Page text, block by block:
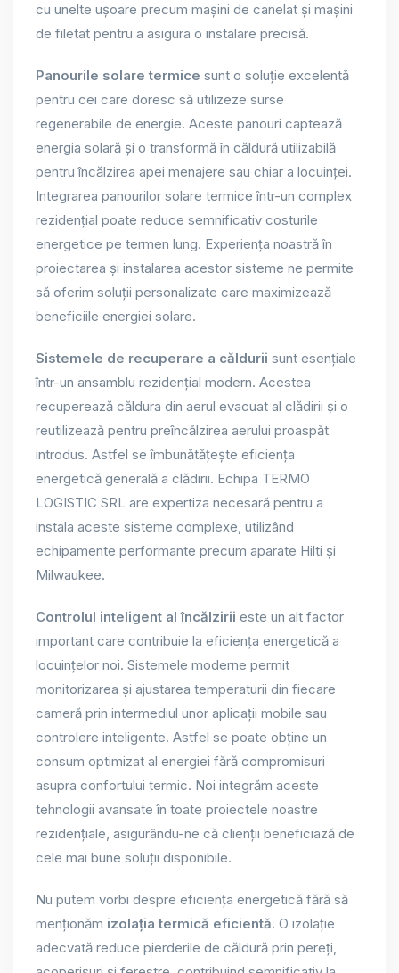
cu unelte ușoare precum mașini de canelat și mașini
de filetat pentru a asigura o instalare precisă.
Panourile solare termice sunt o soluție excelentă
pentru cei care doresc să utilizeze surse
regenerabile de energie. Aceste panouri captează
energia solară și o transformă în căldură utilizabilă
pentru încălzirea apei menajere sau chiar a locuinței.
Integrarea panourilor solare termice într-un complex
rezidențial poate reduce semnificativ costurile
energetice pe termen lung. Experiența noastră în
proiectarea și instalarea acestor sisteme ne permite
să oferim soluții personalizate care maximizează
beneficiile energiei solare.
Sistemele de recuperare a căldurii sunt esențiale
într-un ansamblu rezidențial modern. Acestea
recuperează căldura din aerul evacuat al clădirii și o
reutilizează pentru preîncălzirea aerului proaspăt
introdus. Astfel se îmbunătățește eficiența
energetică generală a clădirii. Echipa TERMO
LOGISTIC SRL are expertiza necesară pentru a
instala aceste sisteme complexe, utilizând
echipamente performante precum aparate Hilti și
Milwaukee.
Controlul inteligent al încălzirii este un alt factor
important care contribuie la eficiența energetică a
locuințelor noi. Sistemele moderne permit
monitorizarea și ajustarea temperaturii din fiecare
cameră prin intermediul unor aplicații mobile sau
controlere inteligente. Astfel se poate obține un
consum optimizat al energiei fără compromisuri
asupra confortului termic. Noi integrăm aceste
tehnologii avansate în toate proiectele noastre
rezidențiale, asigurându-ne că clienții beneficiază de
cele mai bune soluții disponibile.
Nu putem vorbi despre eficiența energetică fără să
menționăm izolația termică eficientă. O izolație
adecvată reduce pierderile de căldură prin pereți,